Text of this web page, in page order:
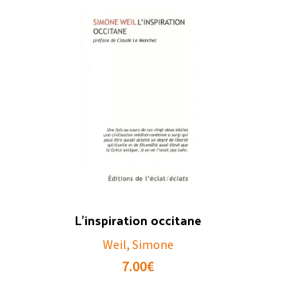
L’inspiration occitane
Weil, Simone
7.00€